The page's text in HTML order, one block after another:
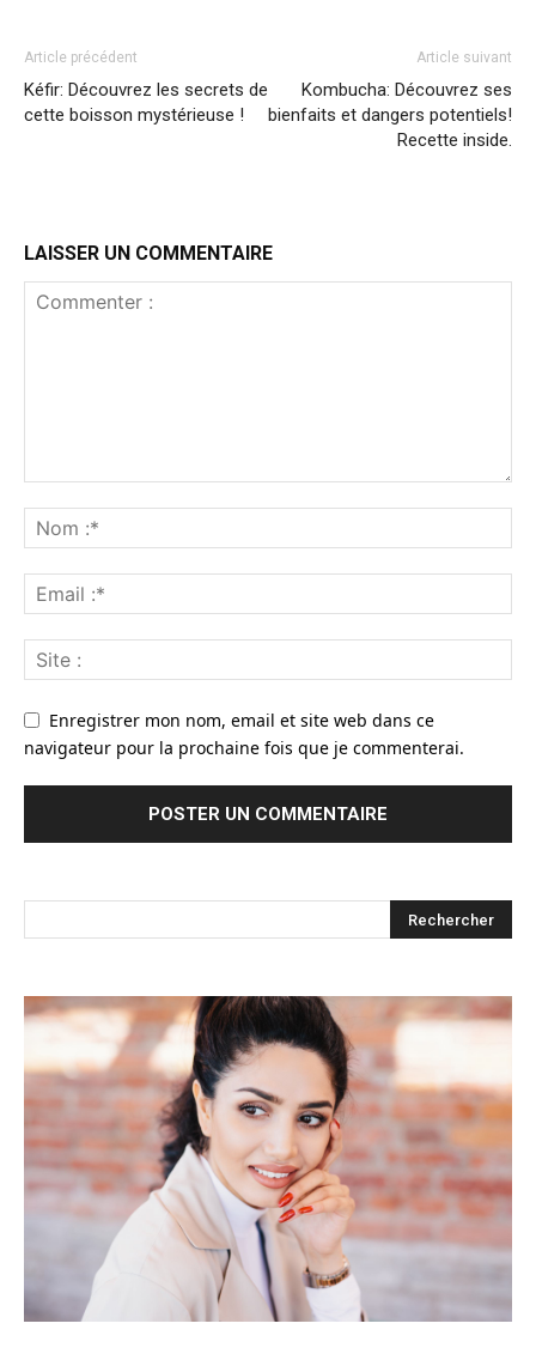
Article précédent
Kéfir: Découvrez les secrets de
cette boisson mystérieuse !
Article suivant
Kombucha: Découvrez ses
bienfaits et dangers potentiels!
Recette inside.
LAISSER UN COMMENTAIRE
Enregistrer mon nom, email et site web dans ce
navigateur pour la prochaine fois que je commenterai.